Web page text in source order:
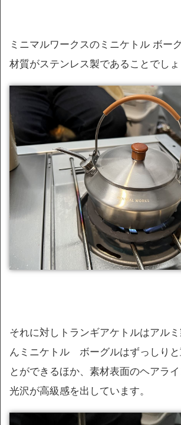
ミニマルワークスのミニケトル ボー
材質がステンレス製であることでしょ
それに対しトランギアケトルはアル
んミニケトル ボーグルはずっしりと
とができるほか、素材表面のヘアラ
光沢が高級感を出しています。